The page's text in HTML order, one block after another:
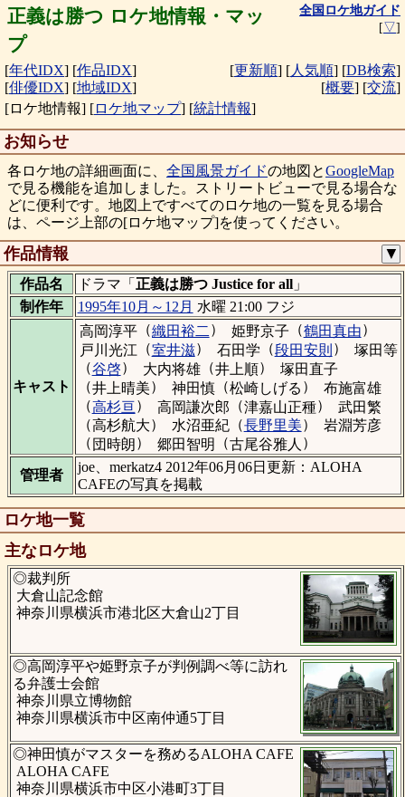
正義は勝つ ロケ地情報・マッ
プ
全国ロケ地ガイド
[▽]
[年代IDX] [作品IDX]
[俳優IDX] [地域IDX]
[更新順] [人気順] [DB検索]
[概要] [交流]
[ロケ地情報] [ロケ地マップ] [統計情報]
お知らせ
各ロケ地の詳細画面に、 全国風景ガイドの地図とGoogleMap
で見る機能を追加しました。ストリートビューで見る場合な
どに便利です。地図上ですべてのロケ地の一覧を見る場合
は、ページ上部の[ロケ地マップ]を使ってください。
作品情報 ▼
作品名 ドラマ「 正義は勝つ Justice for all」
制作年
1995年10月～12月 水曜 21:00 フジ
キャスト
高岡淳平（織田裕二 ） 姫野京子 （鶴田真由）
戸川光江 （室井滋） 石田学 （段田安則 ）
塚田等
（谷啓） 大内将雄（井上順）
塚田直子
（井上晴美） 神田慎 （松崎しげる ）
布施富雄
（高杉亘） 高岡謙次郎 （津嘉山正種）
武田繁
（高杉航大） 水沼亜紀 （長野里美）
岩淵芳彦
（ 団時朗） 郷田智明 （古尾谷雅人 ）
管理者
joe、merkatz4 2012年06月06日更新：ALOHA
CAFEの写真を掲載
ロケ地一覧
主なロケ地
◎裁判所
大倉山記念館
神奈川県横浜市港北区大倉山2丁目
◎高岡淳平や姫野京子が判例調べ等に訪れ
る弁護士会館
神奈川県立博物館
神奈川県横浜市中区南仲通5丁目
◎神田慎がマスターを務めるALOHA CAFE
ALOHA CAFE
神奈川県横浜市中区小港町3丁目